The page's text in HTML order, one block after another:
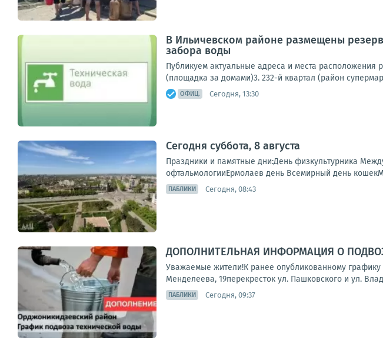
В Ильичевском районе размещены
забора воды
Публикуем актуальные адреса и места расположения
(площадка за домами)3. 232-й квартал (район
ОФИЦ. Сегодня, 13:30
Сегодня суббота, 8 августа
Праздники и памятные дни:День физкультурника
офтальмологииЕрмолаев день Всемирный день
ПАБЛИКИ Сегодня, 08:43
ДОПОЛНИТЕЛЬНАЯ ИНФОРМАЦИЯ О
Уважаемые жители!К ранее опубликованному
Менделеева, 19перекресток ул. Пашковского и ул.
ПАБЛИКИ Сегодня, 09:37